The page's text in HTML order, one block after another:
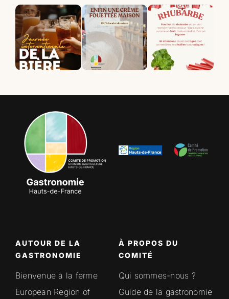
AUTOUR DE LA
GASTRONOMIE
Bienvenue à la ferme
European Region of
À PROPOS DU
COMITÉ
Qui sommes-nous ?
Guide de la gastronomie